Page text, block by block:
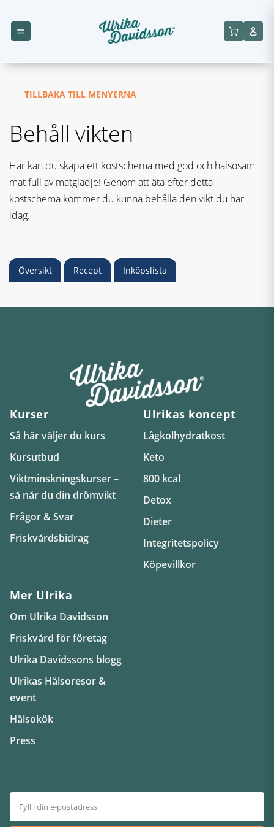
TILLBAKA TILL MENYERNA
Behåll vikten
Här kan du skapa ett kostschema med god och hälsosam
mat full av matglädje! Genom att äta efter detta
kostschema kommer du kunna behålla den vikt du har
idag.
Översikt Recept Inköpslista
Kurser
Så här väljer du kurs
Kursutbud
Viktminskningskurser –
så når du din drömvikt
Frågor & Svar
Friskvårdsbidrag
Ulrikas koncept
Lågkolhydratkost
Keto
800 kcal
Detox
Dieter
Integritetspolicy
Köpevillkor
Mer Ulrika
Om Ulrika Davidsson
Friskvård för företag
Ulrika Davidssons blogg
Ulrikas Hälsoresor &
event
Hälsokök
Press